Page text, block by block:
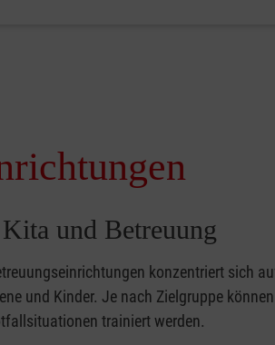
und Betreuung
konzentriert sich
und Kinder. Je nach Zielgruppe
trainiert werden.